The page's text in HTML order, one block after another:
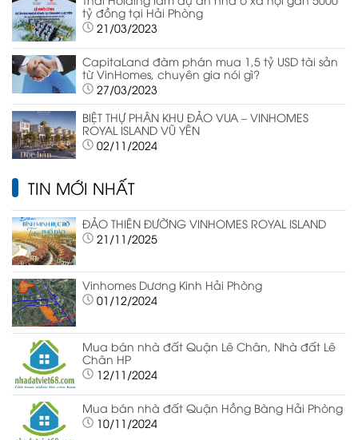
tỷ đồng tại Hải Phòng
21/03/2023
CapitaLand đàm phán mua 1,5 tỷ USD tài sản
từ VinHomes, chuyên gia nói gì?
27/03/2023
BIỆT THỰ PHÂN KHU ĐẢO VUA – VINHOMES
ROYAL ISLAND VŨ YÊN
02/11/2024
TIN MỚI NHẤT
ĐẢO THIÊN ĐƯỜNG VINHOMES ROYAL ISLAND
21/11/2025
Vinhomes Dương Kinh Hải Phòng
01/12/2024
Mua bán nhà đất Quận Lê Chân, Nhà đất Lê
Chân HP
12/11/2024
Mua bán nhà đất Quận Hồng Bàng Hải Phòng
10/11/2024